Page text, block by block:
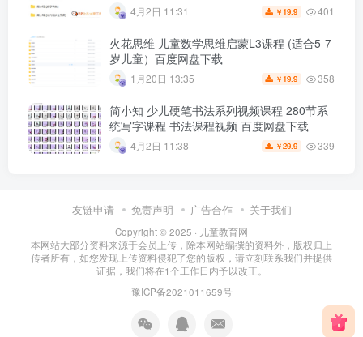
4月2日 11:31 ￥ 19.9 401
火花思维 儿童数学思维启蒙L3课程 (适合5-7
岁儿童）百度网盘下载
1月20日 13:35 ￥ 19.9 358
简小知 少儿硬笔书法系列视频课程 280节系
统写字课程 书法课程视频 百度网盘下载
4月2日 11:38 ￥29.9 339
友链申请 免责声明 广告合作 关于我们
Copyright © 2025 · 儿童教育网
本网站大部分资料来源于会员上传，除本网站编撰的资料外，版权归上
传者所有，如您发现上传资料侵犯了您的版权，请立刻联系我们并提供
证据，我们将在1个工作日内予以改正。
豫ICP备2021011659号